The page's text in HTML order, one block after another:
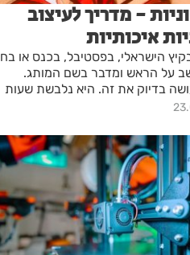
- מדריך לעיצוב
איכותיות
הישראלי, בפסטיבל, בכנס או
על הראש ומדבר בשם המותג.
בדיוק את זה. היא נלבשת שעות
ונשארת בזיכרון הרבה אחרי
הבד ועד לטכנולוגיית ההדפסה,
מקצועיות ועמידות, ולא יתקפלו